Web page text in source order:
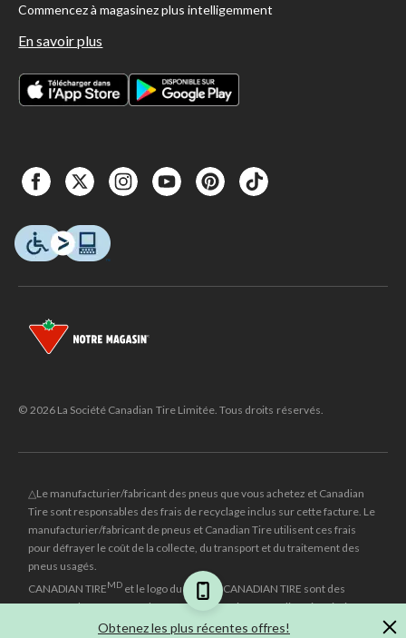
Obtenez les plus récentes offres!
Commencez à magasinez plus intelligemment
En savoir plus
© 2026 La Société Canadian Tire Limitée. Tous droits réservés.
△Le manufacturier/fabricant des pneus que vous achetez et Canadian
Tire sont responsables des frais de recyclage inclus sur cette facture. Le
manufacturier/fabricant de pneus et Canadian Tire utilisent ces frais
pour défrayer le coût de la collecte, du transport et du traitement des
pneus usagés.
CANADIAN TIREMD et le logo du triangle CANADIAN TIRE sont des
marques de commerce déposées de la Société Canadian Tire Limitée.